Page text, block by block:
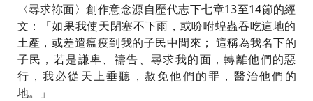
〈尋求祢面〉創作意念源自歷代志下七章13至14節的經
文：「如果我使天閉塞不下雨，或吩咐蝗蟲吞吃這地的
土產，或差遣瘟疫到我的子民中間來； 這稱為我名下的
子民，若是謙卑、禱告、尋求我的面，轉離他們的惡
行，我必從天上垂聽，赦免他們的罪，醫治他們的
地。」